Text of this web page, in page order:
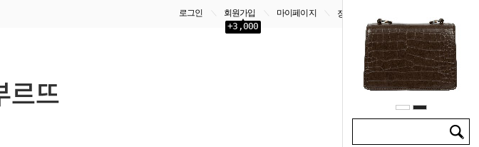
로그인 회원가입
+3,000
마이페이지 장바구니